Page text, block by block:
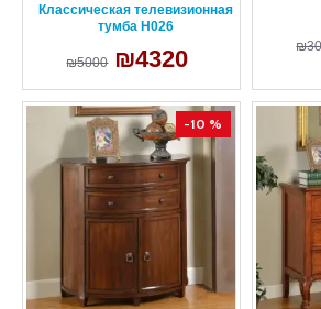
Классическая телевизионная
тумба H026
₪5000 ₪4320
-10 %